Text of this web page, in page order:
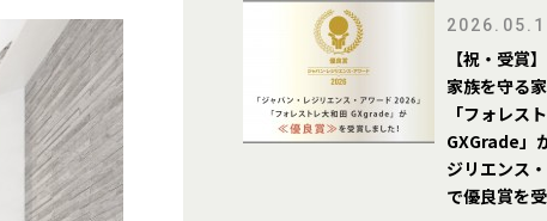
【祝・受賞
家族を守る
「フォレス
GXGrade」
ジリエンス
で優良賞を